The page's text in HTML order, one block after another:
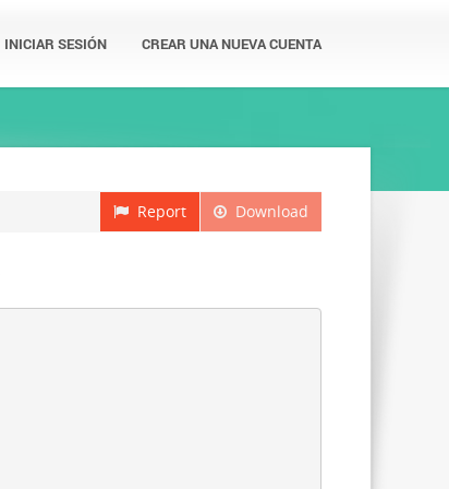
INICIAR SESIÓN CREAR UNA NUEVA CUENTA
Download
Report